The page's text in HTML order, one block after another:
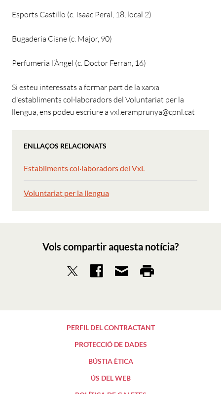
Esports Castillo (c. Isaac Peral, 18, local 2)
Bugaderia Cisne (c. Major, 90)
Perfumeria l’Àngel (c. Doctor Ferran, 16)
Si esteu interessats a formar part de la xarxa
d'establiments col·laboradors del Voluntariat per la
llengua, ens podeu escriure a vxl.eramprunya@cpnl.cat
ENLLAÇOS RELACIONATS
Establiments col·laboradors del VxL
Voluntariat per la llengua
Vols compartir aquesta notícia?
PERFIL DEL CONTRACTANT
PROTECCIÓ DE DADES
BÚSTIA ÈTICA
ÚS DEL WEB